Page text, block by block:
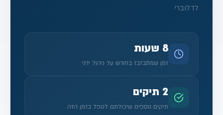
לדלוברי
8 שעות
זמן שמתבזבז בחודש על ניהול ידני
2 תיקים
תיקים נוספים שיכולתם לטפל בזמן הזה